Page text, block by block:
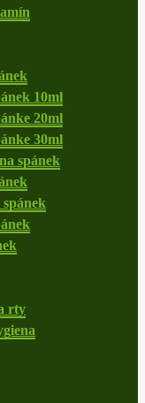
10ml
20ml
30ml
spánek
rty